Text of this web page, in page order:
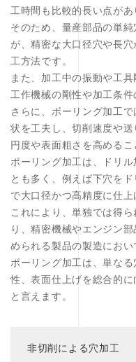
工時間も比較的長い点があ
そのため、量産部品の単
が、精密な大口径穴や長
工方法です。
また、加工中の振動や工
工作機械の剛性や加工条件
さらに、ボーリング加工
状を工夫し、切削速度や
円度や表面粗さを高めるこ
ボーリング加工は、ドリ
とも多く、例えば下穴を
で大口径かつ高精度に仕上
これにより、単独では得
り、精密機械やエンジン
められる製品の製造におい
ボーリング加工は、単な
性、表面仕上げを総合的
と言えます。
非切削による穴加工